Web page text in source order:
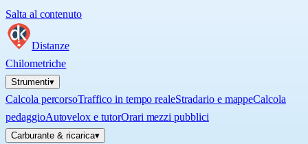
Salta al contenuto
Distanze
Chilometriche
Strumenti▾
Calcola percorsoTraffico in tempo realeStradario e mappeCalcola
pedaggioAutovelox e tutorOrari mezzi pubblici
Carburante & ricarica▾